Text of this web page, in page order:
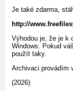
Je také zdarma,
http://
Výhodou je, že je k
Windows. Pokud
použít taky.
Archivaci provádím
(2026)